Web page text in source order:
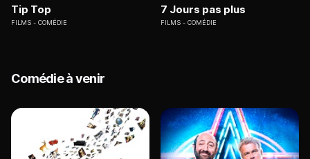
Tip Top
FILMS COMÉDIE
7 Jours pas plus
FILMS COMÉDIE
Comédie à venir